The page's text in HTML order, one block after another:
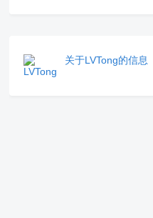
关于LVTong的信息